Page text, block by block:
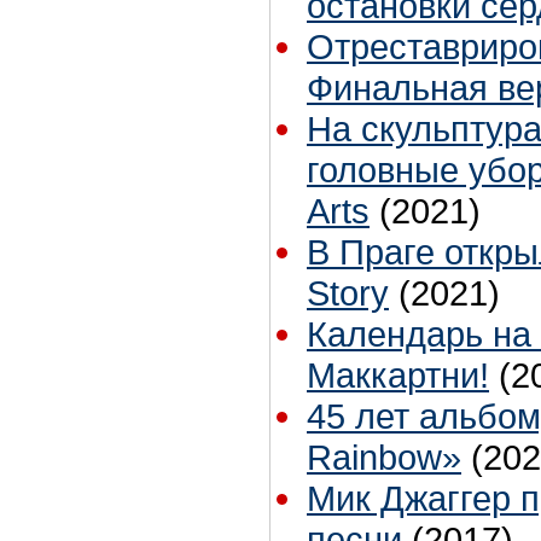
Финальная
На
головные
Arts (2021)
В Праге
Story (2021)
Календарь
Маккартни!
45 лет
Rainbow»
Мик Джаггер